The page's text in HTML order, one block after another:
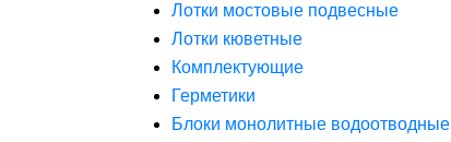
Лотки мостовые подвесные
Лотки кюветные
Комплектующие
Герметики
Блоки монолитные водоотводные